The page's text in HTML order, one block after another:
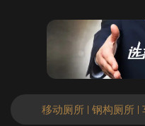
移动厕所 | 钢构厕所 |